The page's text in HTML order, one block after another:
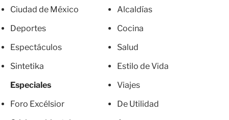
Ciudad de México
Deportes
Espectáculos
Sintetika
Especiales
Foro Excélsior
Alcaldías
Cocina
Salud
Estilo de Vida
Viajes
De Utilidad